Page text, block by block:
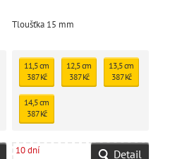
Tloušťka 15 mm
11,5 cm
387 Kč
12,5 cm
387 Kč
13,5 cm
387 Kč
14,5 cm
387 Kč
10 dní Detail